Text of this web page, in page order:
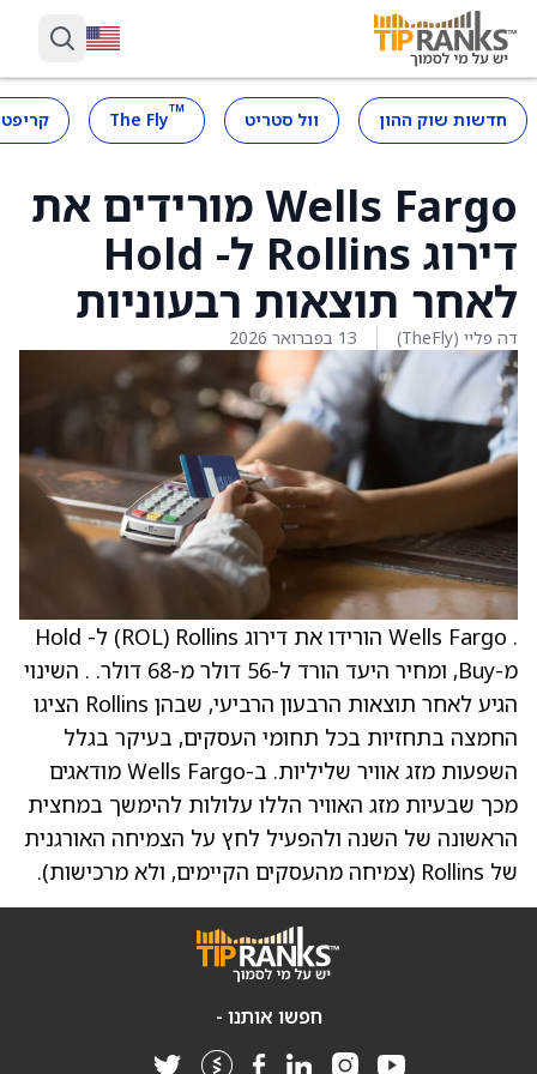
חדשות שוק ההון וול סטריט ™
The Fly
Wells Fargo מורידים את
דירוג Rollins ל- Hold
לאחר תוצאות רבעוניות
דה פליי (TheFly) 13 בפברואר 2026
. Wells Fargo הורידו את דירוג Rollins ‏(ROL) ל- Hold
מ-Buy, ומחיר היעד הורד ל-56 דולר מ-68 דולר. . השינוי
הגיע לאחר תוצאות הרבעון הרביעי, שבהן Rollins הציגו
החמצה בתחזיות בכל תחומי העסקים, בעיקר בגלל
השפעות מזג אוויר שליליות. ב-Wells Fargo מודאגים
מכך שבעיות מזג האוויר הללו עלולות להימשך במחצית
הראשונה של השנה ולהפעיל לחץ על הצמיחה האורגנית
של Rollins (צמיחה מהעסקים הקיימים, ולא מרכישות).
חפשו אותנו -